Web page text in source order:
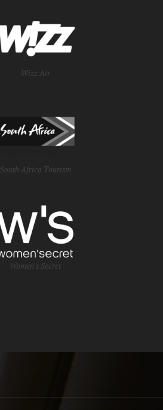
Wizz Air
South Africa Tourism
Women's Secret